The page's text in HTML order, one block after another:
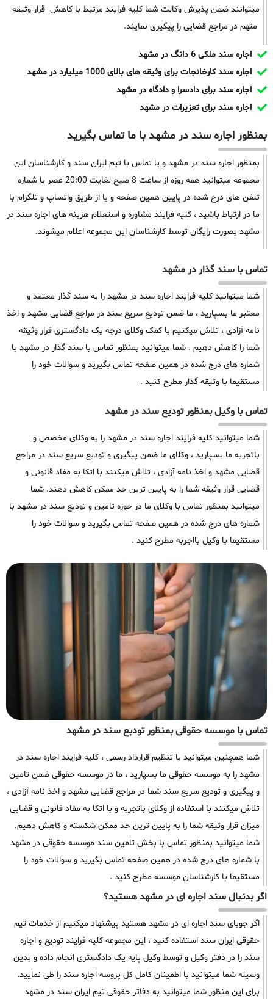
میتوانند ضمن پذیرش وکالت شما کلیه فرایند مرتبط با کاهش قرار وثیقه
متهم در مراجع قضایی را پیگیری نمایند.
اجاره سند ملکی 6 دانگ در مشهد
اجاره سند کارخانجات برای وثیقه های بالای 1000 میلیارد در مشهد
اجاره سند برای دادسرا و دادگاه در مشهد
اجاره سند برای تعزیرات در مشهد
بمنظور اجاره سند در مشهد با ما تماس بگیرید
بمنظور اجاره سند در مشهد و یا تماس با تیم ایران سند و کارشناسان این
مجموعه میتوانید همه روزه از ساعت 8 صبح لغایت 20:00 عصر با شماره
تلفن های درج شده در پایین همین صفحه و یا از طریق واتساپ و تلگرام با
ما در ارتباط باشید ، کلیه فرایند مشاوره و استعلام هزینه های اجاره سند در
مشهد بصورت رایگان توسط کارشناسان این مجموعه اعلام میشوند.
تماس با سند گذار در مشهد
شما میتوانید کلیه فرایند اجاره سند در مشهد را به سند گذار معتمد و
معتبر ما بسپارید ، ما ضمن تودیع سریع سند در مراجع قضایی مشهد و اخذ
نامه آزادی ، تلاش میکنیم با کمک وکلای درجه یک دادگستری قرار وثیقه
شما را کاهش دهیم . شما میتوانید بمنظور تماس با سند گذار در مشهد با
شماره های درج شده در همین صفحه تماس بگیرید و سوالات خود را
مستقیما با وثیقه گذار مطرح کنید .
تماس با وکیل بمنظور تودیع سند در مشهد
شما میتوانید کلیه فرایند اجاره سند در مشهد را به وکلای مخصص و
باتجربه ما بسپارید ، وکلای ما ضمن پیگیری و تودیع سریع سند در مراجع
قضایی مشهد و اخذ نامه آزادی ، تلاش میکنند با اتکا به مفاد قانونی و
قضایی قرار وثیقه شما را به پایین ترین حد ممکن کاهش دهند. شما
میتوانید بمنظور تماس با وکلای ما در حوزه تامین و تودیع سند در مشهد با
شماره های درج شده در همین صفحه تماس بگیرید و سوالات خود را
مستقیما با وکیل بااجربه مطرح کنید .
تماس با موسسه حقوقی بمنظور تودبع سند در مشهد
شما همچنین میتوانید با تنظیم قرارداد رسمی ، کلیه فرایند اجاره سند در
مشهد را به موسسه حقوقی ما بسپارید ، ما در موسسه حقوقی ضمن تامین
و پیگیری و تودیع سریع سند شما در مراجع قضایی مشهد و اخذ نامه آزادی ،
تلاش میکنند با استفاده از وکلای باتجربه و با اتکا به مفاد قانونی و قضایی
میزان قرار وثیقه شما را به پایین ترین حد ممکن شکسته و کاهش دهیم.
شما میتوانید بمنظور تماس با بخش تامین سند موسسه حقوقی در مشهد
با شماره های درج شده در همین صفحه تماس بگیرید و سوالات خود را
مستقیما با کارشناسان موسسه مطرح کنید .
اگر بدنبال سند اجاره ای در مشهد هستید؟
اگر جویای سند اجاره ای در مشهد هستید پیشنهاد میکنیم از خدمات تیم
حقوقی ایران سند استفاده کنید ، این مجموعه کلیه فرایند تودیع و اجاره
سند را در دفتر وکیل و توسط وکیل پایه یک دادگستری انجام داده و بدین
وسیله شما میتوانید با اطمینان کامل کل پروسه اجاره سند را طی نمایید.
برای این منظور شما میتوانید به دفاتر حقوقی تیم ایران سند در مشهد